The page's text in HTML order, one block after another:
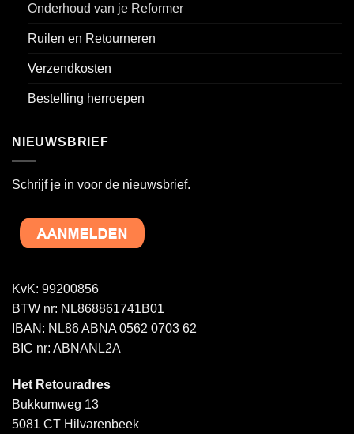
Onderhoud van je Reformer
Ruilen en Retourneren
Verzendkosten
Bestelling herroepen
NIEUWSBRIEF
Schrijf je in voor de nieuwsbrief.
KvK: 99200856
BTW nr: NL868861741B01
IBAN: NL86 ABNA 0562 0703 62
BIC nr: ABNANL2A
Het Retouradres
Bukkumweg 13
5081 CT Hilvarenbeek